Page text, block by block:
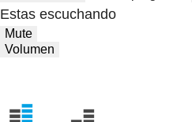
Estas escuchando
Mute
Volumen